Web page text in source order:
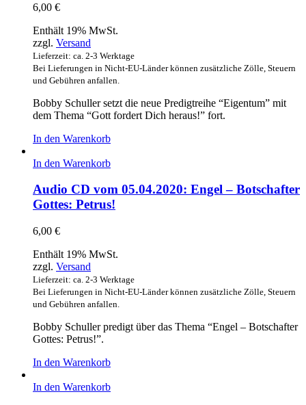
6,00 €
Enthält 19% MwSt.
zzgl. Versand
Lieferzeit: ca. 2-3 Werktage
Bei Lieferungen in Nicht-EU-Länder können zusätzliche Zölle, Steuern
und Gebühren anfallen.
Bobby Schuller setzt die neue Predigtreihe “Eigentum” mit
dem Thema “Gott fordert Dich heraus!” fort.
In den Warenkorb
In den Warenkorb
Audio CD vom 05.04.2020: Engel – Botschafter
Gottes: Petrus!
6,00 €
Enthält 19% MwSt.
zzgl. Versand
Lieferzeit: ca. 2-3 Werktage
Bei Lieferungen in Nicht-EU-Länder können zusätzliche Zölle, Steuern
und Gebühren anfallen.
Bobby Schuller predigt über das Thema “Engel – Botschafter
Gottes: Petrus!”.
In den Warenkorb
In den Warenkorb